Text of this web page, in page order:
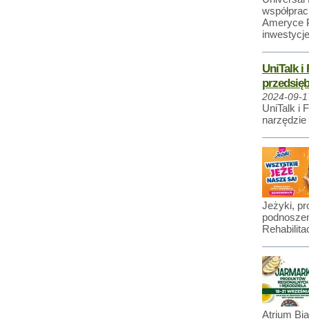
Ameryce
UniTalk i
2024-09-
UniTalk i
Jeżyki,
Atrium